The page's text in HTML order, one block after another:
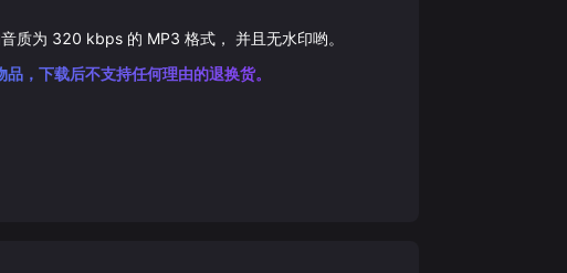
质为 320 kbps 的 MP3 格式， 并且无水印哟。
，下载后不支持任何理由的退换货。